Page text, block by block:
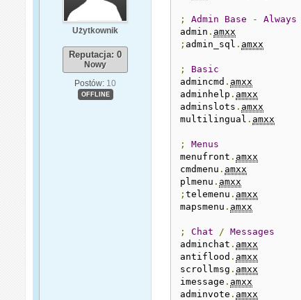
Użytkownik
Reputacja: 0
Nowy
Postów: 10
OFFLINE
; Admin Base - Always
admin . amxx
; admin_sql . amxx
;
Basic
admincmd . amxx
adminhelp . amxx
adminslots . amxx
multilingual . amxx
;
Menus
menufront . amxx
cmdmenu . amxx
plmenu . amxx
;telemenu . amxx
mapsmenu . amxx
; Chat /
Messages
adminchat . amxx
antiflood . amxx
scrollmsg . amxx
imessage . amxx
adminvote . amxx